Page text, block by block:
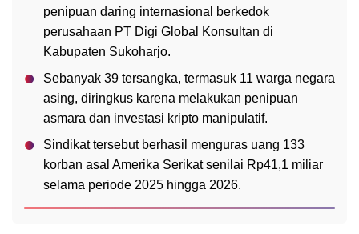
penipuan daring internasional berkedok
perusahaan PT Digi Global Konsultan di
Kabupaten Sukoharjo.
Sebanyak 39 tersangka, termasuk 11 warga negara
asing, diringkus karena melakukan penipuan
asmara dan investasi kripto manipulatif.
Sindikat tersebut berhasil menguras uang 133
korban asal Amerika Serikat senilai Rp41,1 miliar
selama periode 2025 hingga 2026.